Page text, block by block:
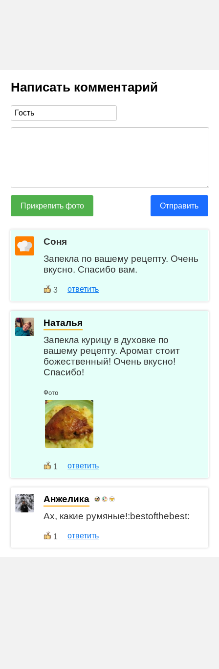
Написать комментарий
Прикрепить фото Отправить
Соня
Запекла по вашему рецепту. Очень
вкусно. Спасибо вам.
3 ответить
Наталья
Запекла курицу в духовке по
вашему рецепту. Аромат стоит
божественный! Очень вкусно!
Спасибо!
Фото
1 ответить
Анжелика
Ах, какие румяные!:bestofthebest:
1 ответить